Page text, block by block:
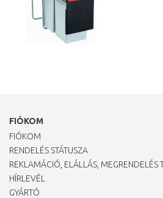
FIÓKOM
FIÓKOM
RENDELÉS STÁTUSZA
REKLAMÁCIÓ, ELÁLLÁS, MEGRENDELÉS
HÍRLEVÉL
GYÁRTÓ